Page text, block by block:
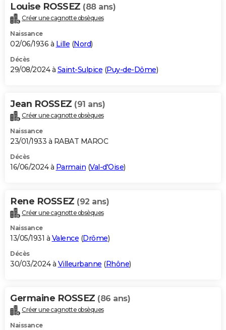
Bricolage
Lifestyle
Culture
Sport
Auto
Television
Voyage
Cinema
Louise ROSSEZ (88 ans)
Créer une cagnotte obsèques
Naissance
02/06/1936 à Lille (Nord)
Décès
29/08/2024 à Saint-Sulpice (Puy-de-Dôme)
Jean ROSSEZ (91 ans)
Créer une cagnotte obsèques
Naissance
23/01/1933 à RABAT MAROC
Décès
16/06/2024 à Parmain (Val-d'Oise)
Rene ROSSEZ (92 ans)
Créer une cagnotte obsèques
Naissance
13/05/1931 à Valence (Drôme)
Décès
30/03/2024 à Villeurbanne (Rhône)
Germaine ROSSEZ (86 ans)
Créer une cagnotte obsèques
Naissance